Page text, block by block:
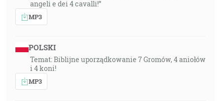
angeli e dei 4 cavalli!”
MP3
POLSKI
Temat: Biblijne uporządkowanie 7 Gromów, 4 aniołów
i 4 koni!
MP3